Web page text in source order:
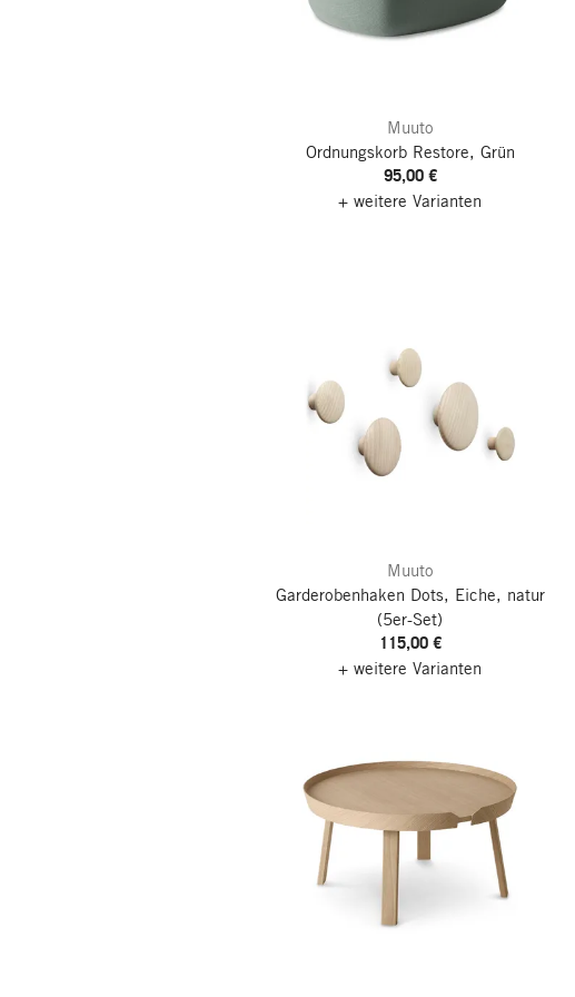
Muuto
Ordnungskorb Restore, Grün
95,00 €
+ weitere Varianten
Muuto
Garderobenhaken Dots, Eiche, natur
(5er-Set)
115,00 €
+ weitere Varianten